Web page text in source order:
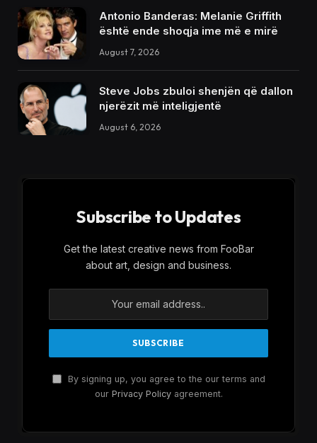
Antonio Banderas: Melanie Griffith
është ende shoqja ime më e mirë
August 7, 2026
Steve Jobs zbuloi shenjën që dallon
njerëzit më inteligjentë
August 6, 2026
Subscribe to Updates
Get the latest creative news from FooBar
about art, design and business.
By signing up, you agree to the our terms and
our Privacy Policyagreement.